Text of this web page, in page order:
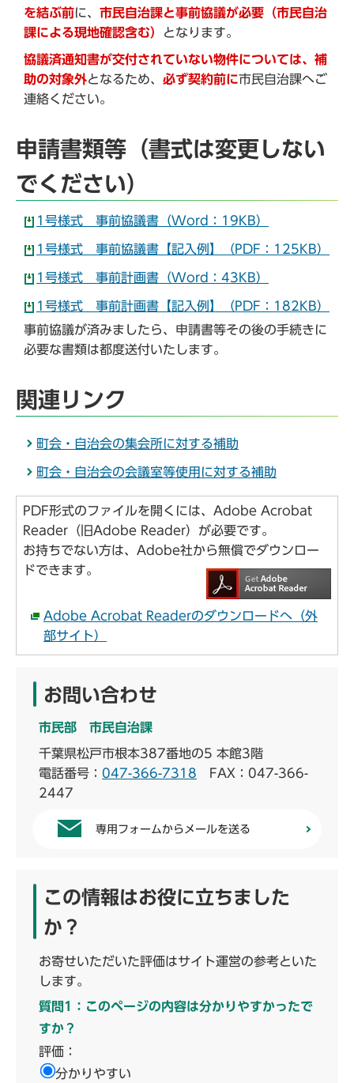
を結ぶ前に、 市民自治課と事前協議が必要（市民自治
課による現地確認含む）
となります。
協議済通知書が交付されていない物件については、補
助の対象外となるため、 必ず契約前に市民自治課へご
連絡ください。
申請書類等（書式は変更しない
でください）
1号様式 事前協議書（Word：19KB）
1号様式 事前協議書【記入例】（PDF：125KB）
1号様式 事前計画書（Word：43KB）
1号様式 事前計画書【記入例】（PDF：182KB）
事前協議が済みましたら、申請書等その後の手続きに
必要な書類は都度送付いたします。
関連リンク
町会・自治会の集会所に対する補助
町会・自治会の会議室等使用に対する補助
PDF形式のファイルを開くには、Adobe Acrobat
Reader（旧Adobe Reader）が必要です。
お持ちでない方は、Adobe社から無償でダウンロー
ドできます。
Adobe Acrobat Readerのダウンロードへ（外
部サイト）
お問い合わせ
市民部 市民自治課
千葉県松戸市根本387番地の5 本館3階
電話番号： 047-366-7318 FAX：047-366-
2447
専用フォームからメールを送る
この情報はお役に立ちました
か？
お寄せいただいた評価はサイト運営の参考といた
します。
質問1：このページの内容は分かりやすかったで
すか？
評価：
分かりやすい